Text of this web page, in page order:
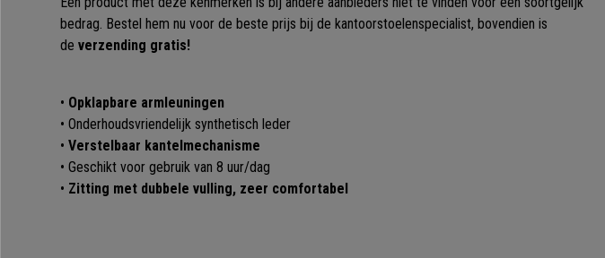
bedrag. Bestel hem nu voor de beste prijs bij de kantoorstoelenspecialist, bovendien is
de verzending gratis!
• Opklapbare armleuningen
• Onderhoudsvriendelijk synthetisch leder
• Verstelbaar kantelmechanisme
• Geschikt voor gebruik van 8 uur/dag
• Zitting met dubbele vulling, zeer comfortabel